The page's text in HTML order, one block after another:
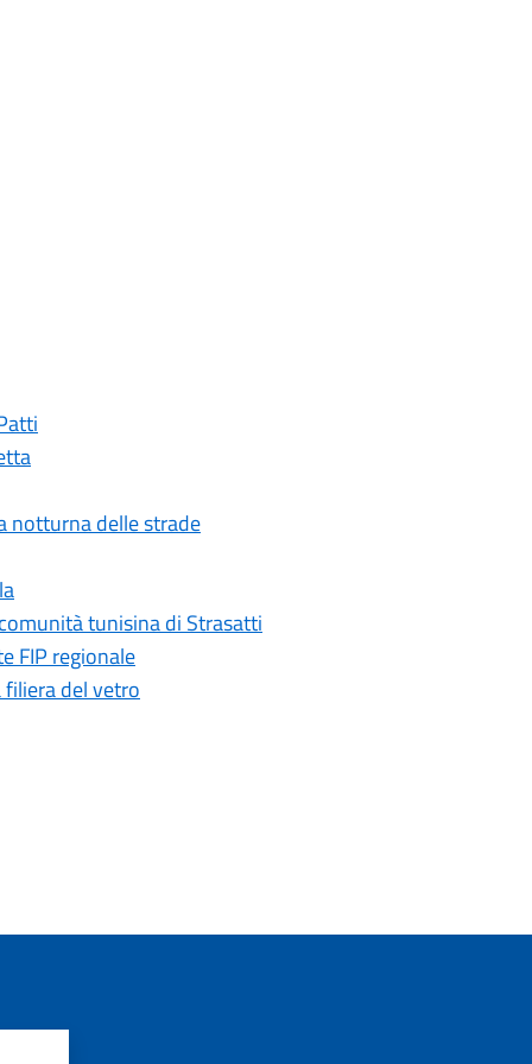
notturna delle strade
tunisina di Strasatti
FIP regionale
del vetro